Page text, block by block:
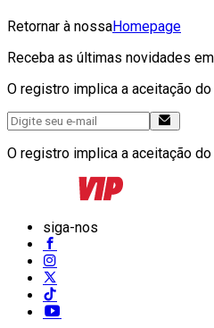
Retornar à nossaHomepage
Receba as últimas novidades
O registro implica a aceitação do
O registro implica a aceitação do
siga-nos